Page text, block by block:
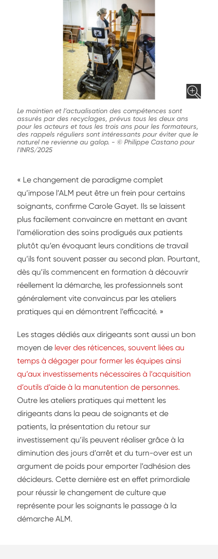
Le maintien et l’actualisation des compétences sont
assurés par des recyclages, prévus tous les deux ans
pour les acteurs et tous les trois ans pour les formateurs,
des rappels réguliers sont intéressants pour éviter que le
naturel ne revienne au galop. - © Philippe Castano pour
l'INRS/2025
« Le changement de paradigme complet
qu’impose l’ALM peut être un frein pour certains
soignants, confirme Carole Gayet. Ils se laissent
plus facilement convaincre en mettant en avant
l’amélioration des soins prodigués aux patients
plutôt qu’en évoquant leurs conditions de travail
qu’ils font souvent passer au second plan. Pourtant,
dès qu’ils commencent en formation à découvrir
réellement la démarche, les professionnels sont
généralement vite convaincus par les ateliers
pratiques qui en démontrent l’efficacité. »
Les stages dédiés aux dirigeants sont aussi un bon
moyen de lever des réticences, souvent liées au
temps à dégager pour former les équipes ainsi
qu’aux investissements nécessaires à l’acquisition
d’outils d’aide à la manutention de personnes.
Outre les ateliers pratiques qui mettent les
dirigeants dans la peau de soignants et de
patients, la présentation du retour sur
investissement qu’ils peuvent réaliser grâce à la
diminution des jours d’arrêt et du turn-over est un
argument de poids pour emporter l’adhésion des
décideurs. Cette dernière est en effet primordiale
pour réussir le changement de culture que
représente pour les soignants le passage à la
démarche ALM.